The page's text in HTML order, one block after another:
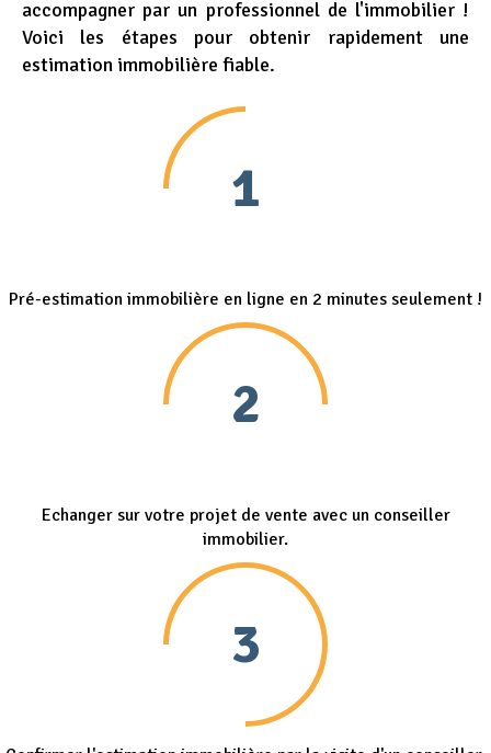
accompagner par un professionnel de l'immobilier !
Voici les étapes pour obtenir rapidement une
estimation immobilière fiable.
1
Pré-estimation immobilière en ligne en 2 minutes seulement !
2
Echanger sur votre projet de vente avec un conseiller
immobilier.
3